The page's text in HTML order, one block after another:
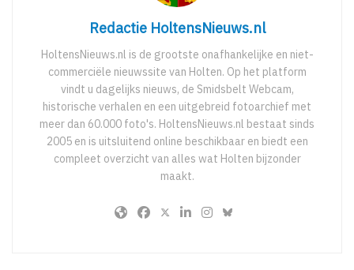
Redactie HoltensNieuws.nl
HoltensNieuws.nl is de grootste onafhankelijke en niet-
commerciële nieuwssite van Holten. Op het platform
vindt u dagelijks nieuws, de Smidsbelt Webcam,
historische verhalen en een uitgebreid fotoarchief met
meer dan 60.000 foto's. HoltensNieuws.nl bestaat sinds
2005 en is uitsluitend online beschikbaar en biedt een
compleet overzicht van alles wat Holten bijzonder
maakt.